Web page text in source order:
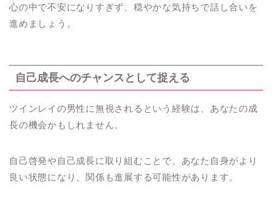
心の中で不安になりすぎず、穏やかな気持ちで話し合いを
進めましょう。
自己成長へのチャンスとして捉える
ツインレイの男性に無視されるという経験は、あなたの成
長の機会かもしれません。
自己啓発や自己成長に取り組むことで、あなた自身がより
良い状態になり、関係も進展する可能性があります。